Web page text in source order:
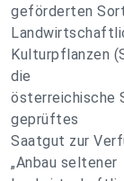
geförderten
Kulturpflanzen
die
österreichische
geprüftes
Saatgut zur
„Anbau seltener